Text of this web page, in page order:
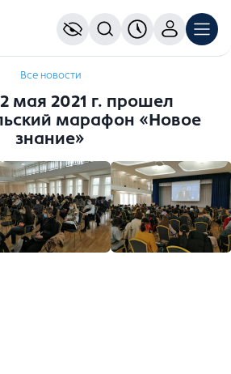
Все новости
мая 2021 г. прошел
марафон «Новое
знание»